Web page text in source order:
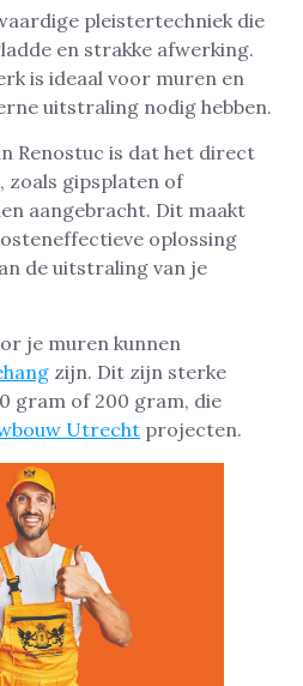
pleistertechniek die
en strakke afwerking.
is ideaal voor muren en
uitstraling nodig hebben.
Renostuc is dat het direct
zoals gipsplaten of
aangebracht. Dit maakt
oplossing
de uitstraling van je
je muren kunnen
zijn. Dit zijn sterke
gram of 200 gram, die
Utrecht projecten.